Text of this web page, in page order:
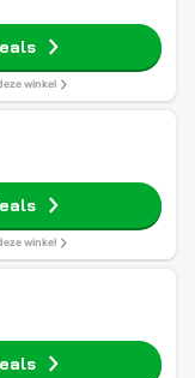
winkel
winkel